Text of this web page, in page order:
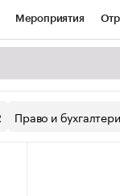
Мероприятия
СПб Спецпроекты
Право и